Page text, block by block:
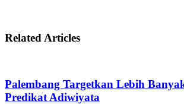
Related Articles
Palembang Targetkan Lebih
Predikat Adiwiyata